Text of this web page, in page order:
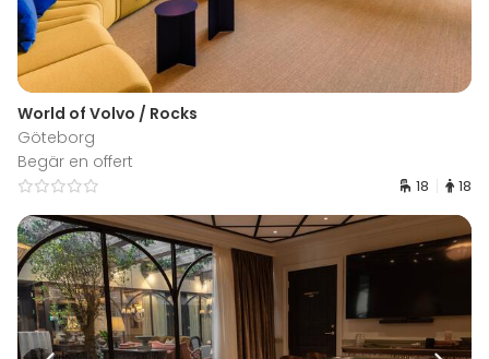
World of Volvo / Rocks
Göteborg
Begär en offert
18 18